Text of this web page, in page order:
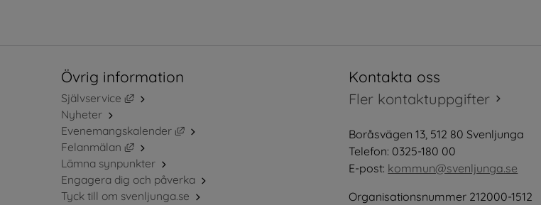
Övrig information
Självservice
Länk till annan webbplats, öppnas i nytt fönster.
Nyheter
Evenemangskalender
Länk till annan webbplats, öppnas i nytt fönster.
Felanmälan
Länk till annan webbplats, öppnas i nytt fönster.
Lämna synpunkter
Engagera dig och påverka
Tyck till om svenljunga.se
Kontakta oss
Fler kontaktuppgifter
Boråsvägen 13, 512 80 Svenljunga
Telefon: 0325-180 00
E-post: kommun@svenljunga.se
Organisationsnummer 212000-1512